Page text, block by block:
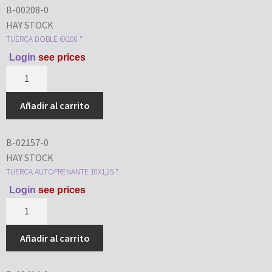
B-00208-0
HAY STOCK
TUERCA DOBLE 6X100 *
Login see prices
Añadir al carrito
B-02157-0
HAY STOCK
TUERCA AUTOFRENANTE 10X1,25 *
Login see prices
Añadir al carrito